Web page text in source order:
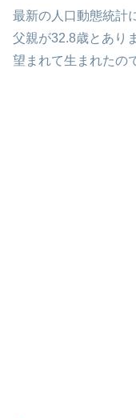
最新の人口動態統計
父親が32.8歳とあり
望まれて生まれたの